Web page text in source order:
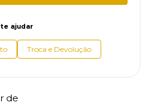
ajudar
Troca e Devolução
de